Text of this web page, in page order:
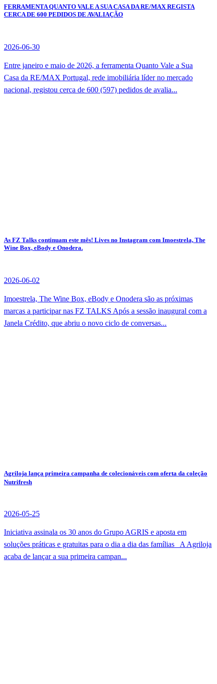
FERRAMENTA QUANTO VALE A SUA CASA DA RE/MAX REGISTA
CERCA DE 600 PEDIDOS DE AVALIAÇÃO
2026-06-30
Entre janeiro e maio de 2026, a ferramenta Quanto Vale a Sua
Casa da RE/MAX Portugal, rede imobiliária líder no mercado
nacional, registou cerca de 600 (597) pedidos de avalia...
As FZ Talks continuam este mês! Lives no Instagram com Imoestrela, The
Wine Box, eBody e Onodera.
2026-06-02
Imoestrela, The Wine Box, eBody e Onodera são as próximas
marcas a participar nas FZ TALKS Após a sessão inaugural com a
Janela Crédito, que abriu o novo ciclo de conversas...
Agriloja lança primeira campanha de colecionáveis com oferta da coleção
Nutrifresh
2026-05-25
Iniciativa assinala os 30 anos do Grupo AGRIS e aposta em
soluções práticas e gratuitas para o dia a dia das famílias A Agriloja
acaba de lançar a sua primeira campan...